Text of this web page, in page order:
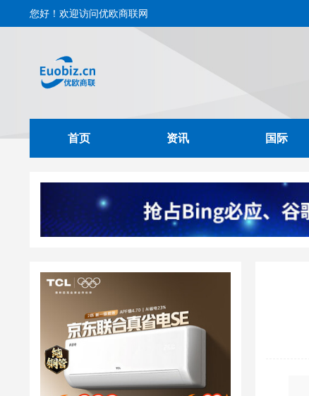
您好！欢迎访问优欧商联网
首页 资讯 国际